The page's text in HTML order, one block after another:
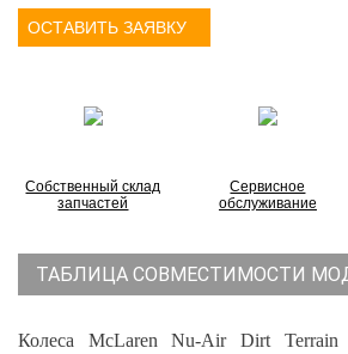
ОСТАВИТЬ ЗАЯВКУ
Собственный склад
запчастей
Сервисное
обслуживание
ТАБЛИЦА СОВМЕСТИМОСТИ
Колеса McLaren Nu-Air Dirt Terrain